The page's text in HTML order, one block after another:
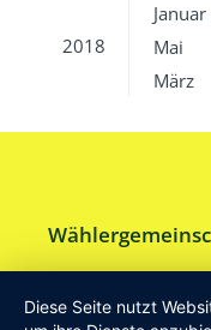
Januar
2018
Mai
März
Am Drillenbusch
Tel:
Diese Seite nutzt